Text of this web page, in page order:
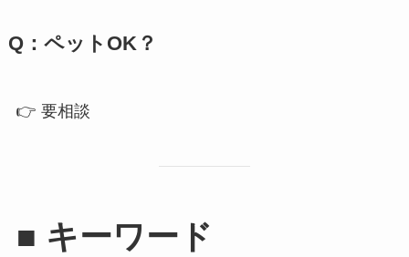
Q：ペットOK？
👉 要相談
■ キーワード